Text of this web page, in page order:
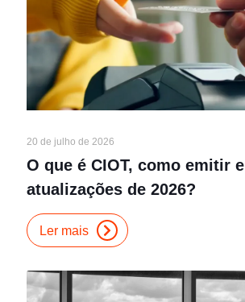
20 de julho de 2026
O que é CIOT, como emitir e
atualizações de 2026?
Ler mais